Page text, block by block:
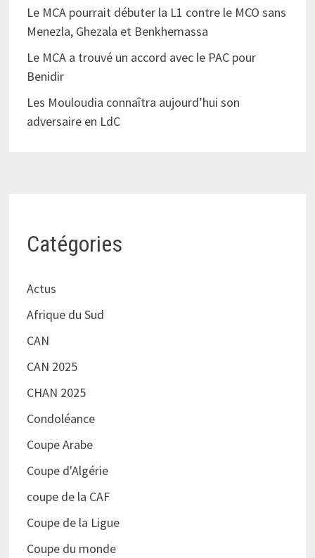
Le MCA pourrait débuter la L1 contre le MCO sans
Menezla, Ghezala et Benkhemassa
Le MCA a trouvé un accord avec le PAC pour
Benidir
Les Mouloudia connaîtra aujourd’hui son
adversaire en LdC
Catégories
Actus
Afrique du Sud
CAN
CAN 2025
CHAN 2025
Condoléance
Coupe Arabe
Coupe d'Algérie
coupe de la CAF
Coupe de la Ligue
Coupe du monde